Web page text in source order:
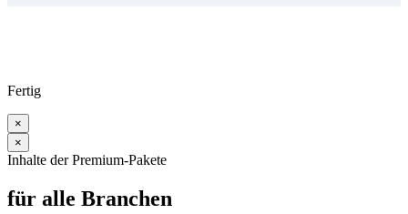
Fertig
×
×
Inhalte der Premium-Pakete
für alle Branchen